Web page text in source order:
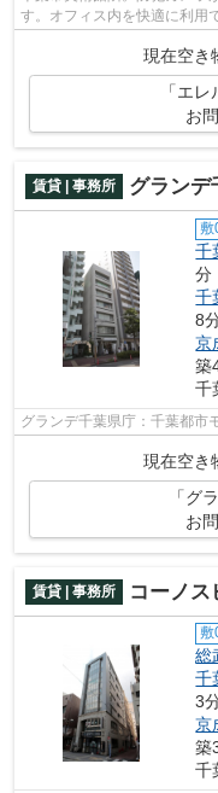
す。オフィス内を快適に利用
現在空き
「エ
お
賃貸 | 事務所 グランデ
敷
千
分
千
8
京
築
千
グランデ千葉県庁：千葉都市
現在空き
「グ
お
賃貸 | 事務所 コーノス
敷
総
千
3
京
築
千